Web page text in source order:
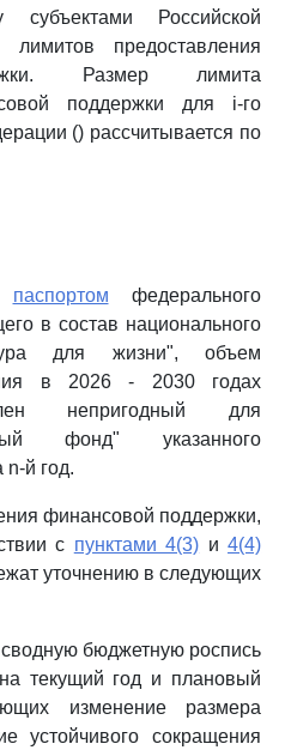
субъектами Российской
предоставления
Размер лимита
поддержки для i-го
() рассчитывается по
паспортом федерального
в состав национального
для жизни", объем
в 2026 - 2030 годах
непригодный для
фонд" указанного
n-й год.
финансовой поддержки,
с пунктами 4(3) и4(4)
уточнению в следующих
бюджетную роспись
текущий год и плановый
изменение размера
устойчивого сокращения